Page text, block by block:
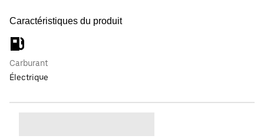
Caractéristiques du produit
Carburant
Électrique